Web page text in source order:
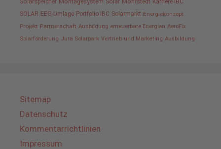
Solarspeicher Montagesystem Solar Möhrstedt Karriere IBC
SOLAR EEG-Umlage Portfolio IBC Solarmarkt Energiekonzept
Projekt Partnerschaft Ausbildung erneuerbare Energien AeroFix
Solarförderung Jura Solarpark Vertrieb und Marketing Ausbildung
Sitemap
Datenschutz
Kommentarrichtlinien
Impressum